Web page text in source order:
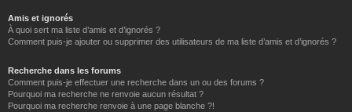
Amis et ignorés
À quoi sert ma liste d’amis et d’ignorés ?
Comment puis-je ajouter ou supprimer des utilisateurs de ma liste d’amis et d’ignorés ?
Recherche dans les forums
Comment puis-je effectuer une recherche dans un ou des forums ?
Pourquoi ma recherche ne renvoie aucun résultat ?
Pourquoi ma recherche renvoie à une page blanche ?!